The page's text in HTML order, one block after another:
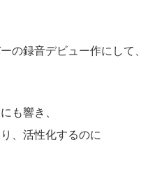
の録音デビュー作にして、
も響き、
、活性化するのに